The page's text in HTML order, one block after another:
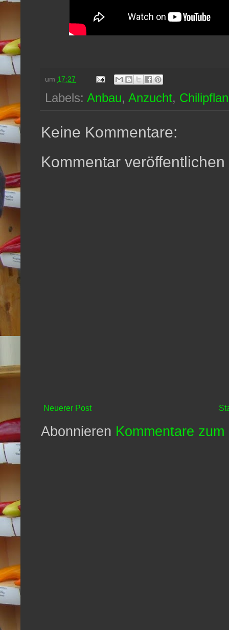
um 17:27
Labels: Anbau, Anzucht,
Keine Kommentare:
Kommentar veröffentlichen
Neuerer Post
Abonnieren Kommentare